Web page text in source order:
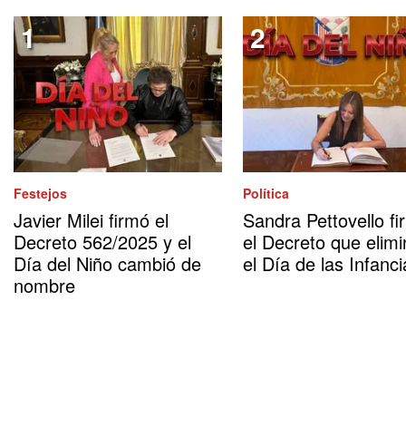
Festejos
Javier Milei firmó el
Decreto 562/2025 y el
Día del Niño cambió de
nombre
Política
Sandra Pettovello
el Decreto que
el Día de las